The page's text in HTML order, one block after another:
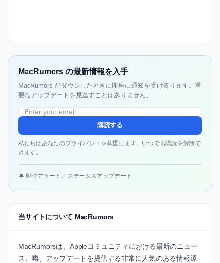
MacRumors の最新情報を入手
MacRumors がダウンしたときに即座に通知を受け取ります。重
要なアップデートを見逃すことはありません。
購読する
私たちはあなたのプライバシーを尊重します。いつでも購読を解除で
きます。
🔔 即時アラート ✅ ステータスアップデート
当サイトについて MacRumors
MacRumorsは、Appleコミュニティにおける最新のニュー
ス、噂、アップデートを提供する非常に人気のある情報源